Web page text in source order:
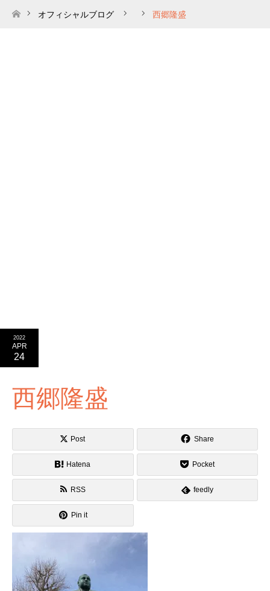
ホーム
オフィシャルブログ 西郷隆盛
2022
APR
24
西郷隆盛
Post Share
Hatena Pocket
RSS feedly
Pin it